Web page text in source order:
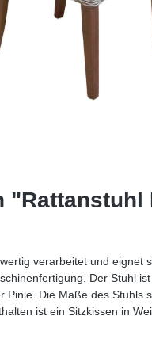
verarbeitet und
Der Stuhl
Pinie. Die Maße des
ist ein Sitzkissen in